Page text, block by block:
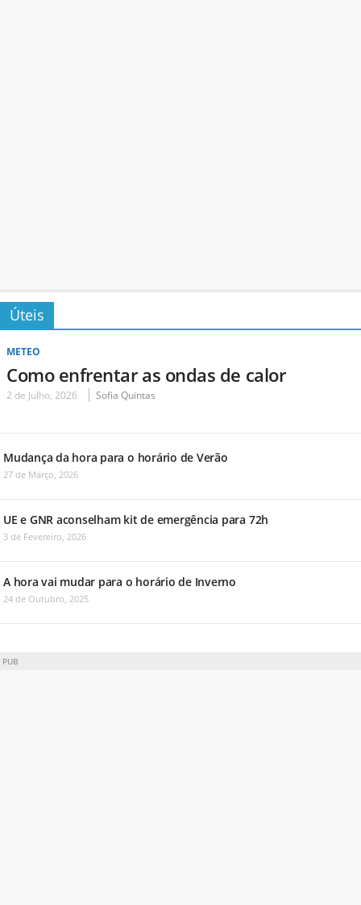
Úteis
METEO
Como enfrentar as ondas de calor
2 de Julho, 2026 Sofia Quintas
Mudança da hora para o horário de Verão
27 de Março, 2026
UE e GNR aconselham kit de emergência para 72h
3 de Fevereiro, 2026
A hora vai mudar para o horário de Inverno
24 de Outubro, 2025
PUB